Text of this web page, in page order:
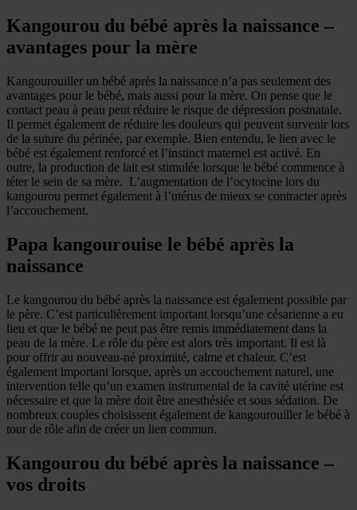
Kangourou du bébé après la naissance –
avantages pour la mère
Kangourouiller un bébé après la naissance n’a pas seulement des
avantages pour le bébé, mais aussi pour la mère. On pense que le
contact peau à peau peut réduire le risque de dépression postnatale.
Il permet également de réduire les douleurs qui peuvent survenir lors
de la suture du périnée, par exemple. Bien entendu, le lien avec le
bébé est également renforcé et l’instinct maternel est activé. En
outre, la production de lait est stimulée lorsque le bébé commence à
téter le sein de sa mère. L’augmentation de l’ocytocine lors du
kangourou permet également à l’utérus de mieux se contracter après
l’accouchement.
Papa kangourouise le bébé après la
naissance
Le kangourou du bébé après la naissance est également possible par
le père. C’est particulièrement important lorsqu’une césarienne a eu
lieu et que le bébé ne peut pas être remis immédiatement dans la
peau de la mère. Le rôle du père est alors très important. Il est là
pour offrir au nouveau-né proximité, calme et chaleur. C’est
également important lorsque, après un accouchement naturel, une
intervention telle qu’un examen instrumental de la cavité utérine est
nécessaire et que la mère doit être anesthésiée et sous sédation. De
nombreux couples choisissent également de kangourouiller le bébé à
tour de rôle afin de créer un lien commun.
Kangourou du bébé après la naissance –
vos droits